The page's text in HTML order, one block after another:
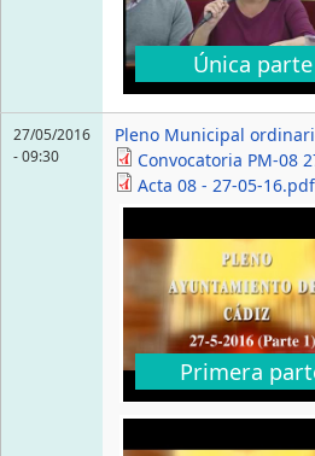
Única parte
27/05/2016
- 09:30
Pleno Municipal
Convocatoria PM-08
Acta 08 - 27-05-16.pdf
Primera